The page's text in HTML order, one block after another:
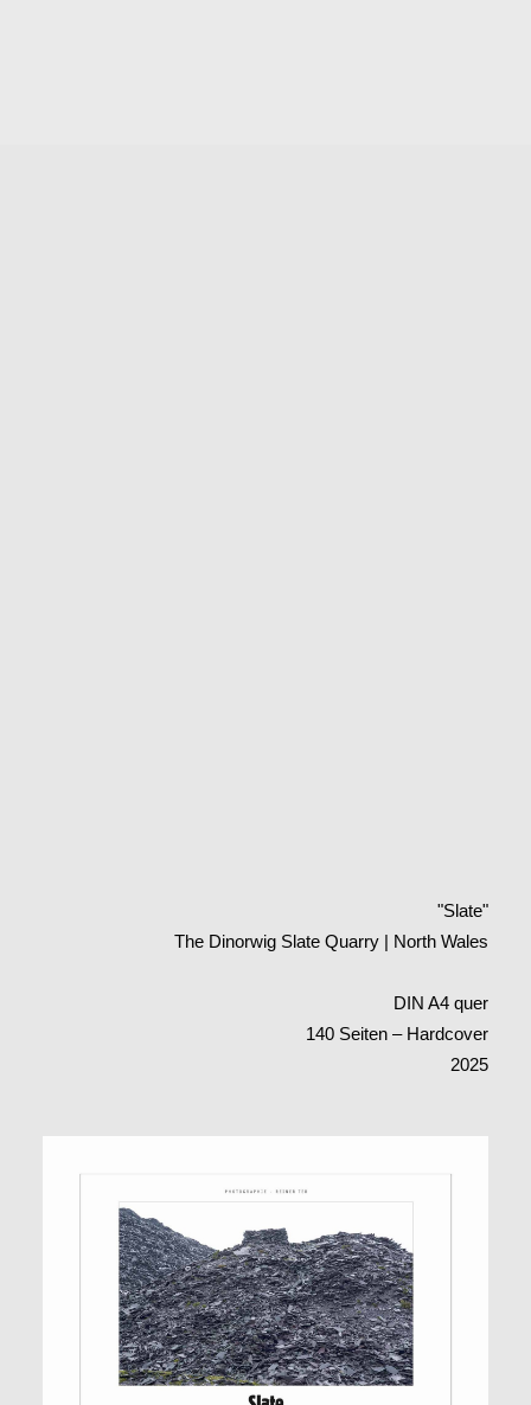
"Slate"
The Dinorwig Slate Quarry | North Wales
DIN A4 quer
140 Seiten – Hardcover
2025